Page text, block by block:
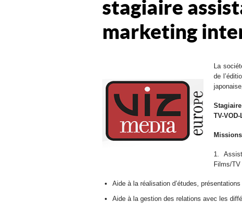
stagiaire
marketing
La
de
TV-
1.
Films/
Aide à la réalisation d’études,
Aide à la gestion des relations avec les